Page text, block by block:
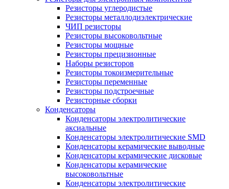
Резисторы углеродистые
Резисторы металлодиэлектрические
ЧИП резисторы
Резисторы высоковольтные
Резисторы мощные
Резисторы прецизионные
Наборы резисторов
Резисторы токоизмерительные
Резисторы переменные
Резисторы подстроечные
Резисторные сборки
Конденсаторы
Конденсаторы электролитические
аксиальные
Конденсаторы электролитические SMD
Конденсаторы керамические выводные
Конденсаторы керамические дисковые
Конденсаторы керамические
высоковольтные
Конденсаторы электролитические